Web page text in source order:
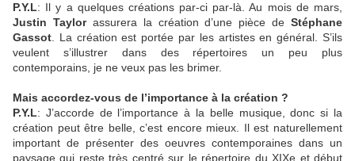
P.Y.L: Il y a quelques créations par-ci par-là. Au mois de mars,
Justin Taylorassurera la création d’une pièce de Stéphane
Gassot . La création est portée par les artistes en général. S’ils
veulent s’illustrer dans des répertoires un peu plus
contemporains, je ne veux pas les brimer.
Mais accordez-vous de l’importance à la création ?
P.Y.L: J’accorde de l’importance à la belle musique, donc si la
création peut être belle, c’est encore mieux. Il est naturellement
important de présenter des oeuvres contemporaines dans un
paysage qui reste très centré sur le répertoire du XIXe et début